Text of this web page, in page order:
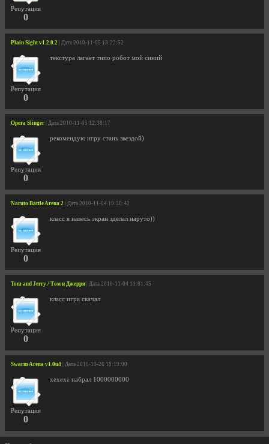
Репутация
0
Plain Sight v1.2.0.2 | Дата 2010-11-05 13:22:52
Репутация
0
текстура лагает типо робот мой синий
Opera Slinger | Дата 2010-11-05 12:38:17
Репутация
0
рекомендую игру стань звездой)
Naruto Battle Arena 2 | Дата 2010-11-04 19:30:42
Репутация
0
класс я навесь экран зделал наруто))
Tom and Jerry / Том и Джерри | Дата 2010-11-04 11:01:45
Репутация
0
класс игра скачал
Swarm Arena v1.0u4 | Дата 2010-10-26 18:19:00
Репутация
0
хехехе набрал 1000000000